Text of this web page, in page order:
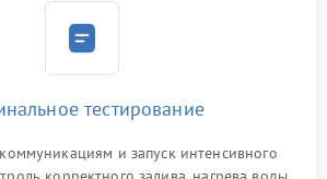
тестирование
и запуск интенсивного